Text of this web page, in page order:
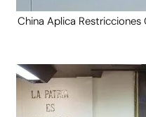
China Aplica Restricciones